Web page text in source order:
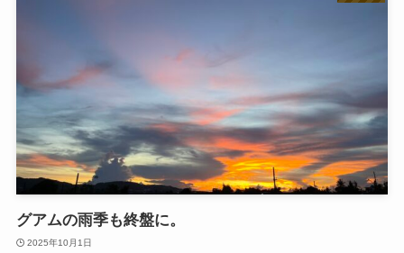
グアムの雨季も終盤に。
2025年10月1日